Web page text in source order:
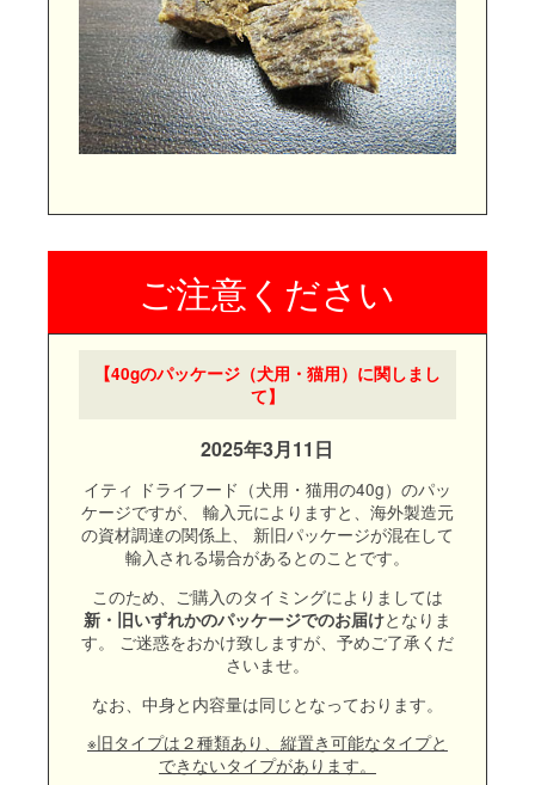
【40gのパッケージ（犬用・猫用）に関しまし
て】
2025年3月11日
イティ ドライフード（犬用・猫用の40g）のパッ
ケージですが、
輸入元によりますと、海外製造元
の資材調達の関係上、
新旧パッケージが混在して
輸入される場合があるとのことです。
このため、ご購入のタイミングによりましては
新・旧いずれかのパッケージでのお届けとなりま
す。
ご迷惑をおかけ致しますが、予めご了承くだ
さいませ。
なお、中身と内容量は同じとなっております。
※旧タイプは２種類あり、縦置き可能なタイプと
できないタイプがあります。